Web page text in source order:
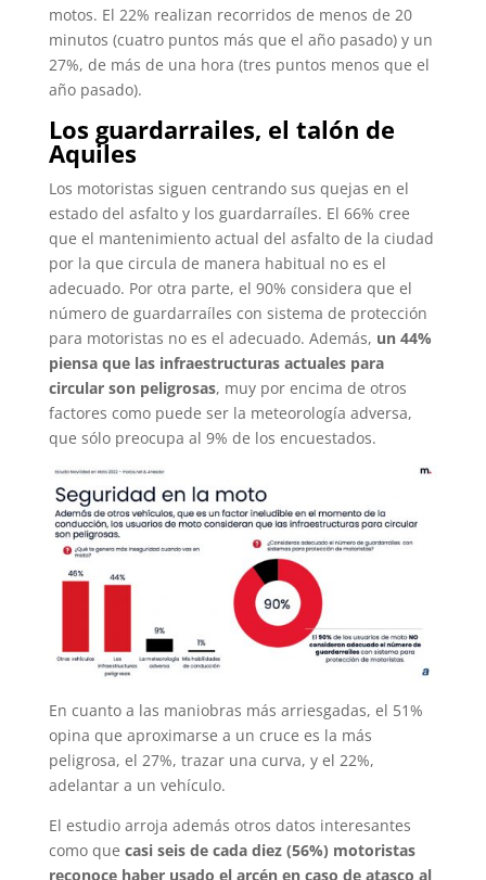
motos. El 22% realizan recorridos de menos de 20
minutos (cuatro puntos más que el año pasado) y un
27%, de más de una hora (tres puntos menos que el
año pasado).
Los guardarrailes, el talón de
Aquiles
Los motoristas siguen centrando sus quejas en el
estado del asfalto y los guardarraíles. El 66% cree
que el mantenimiento actual del asfalto de la ciudad
por la que circula de manera habitual no es el
adecuado. Por otra parte, el 90% considera que el
número de guardarraíles con sistema de protección
para motoristas no es el adecuado. Además, un 44%
piensa que las infraestructuras actuales para
circular son peligrosas, muy por encima de otros
factores como puede ser la meteorología adversa,
que sólo preocupa al 9% de los encuestados.
En cuanto a las maniobras más arriesgadas, el 51%
opina que aproximarse a un cruce es la más
peligrosa, el 27%, trazar una curva, y el 22%,
adelantar a un vehículo.
El estudio arroja además otros datos interesantes
como que casi seis de cada diez (56%) motoristas
reconoce haber usado el arcén en caso de atasco al